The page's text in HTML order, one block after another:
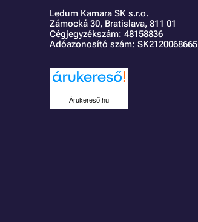
Ledum Kamara SK s.r.o.
Zámocká 30, Bratislava, 811 01
Cégjegyzékszám: 48158836
Adóazonosító szám: SK2120068665
Árukereső.hu